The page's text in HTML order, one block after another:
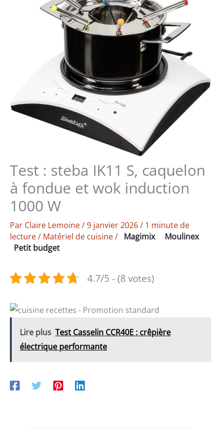
Test : steba IK11 S, caquelon
à fondue et wok induction
1000 W
Par Claire Lemoine/9 janvier 2026/ 1 minute de
lecture/ Matériel de cuisine/ Magimix
Moulinex
Petit budget
4.7/5 - (8 votes)
Lire plus Test Casselin CCR40E : crêpière
électrique performante